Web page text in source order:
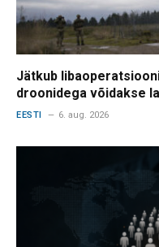
Jätkub
droonidega võidakse
EESTI 6. aug. 2026